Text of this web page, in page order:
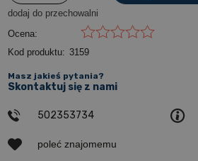
dodaj do przechowalni
Ocena:
Kod produktu: 3159
poleć znajomemu
Masz jakieś pytania?
Skontaktuj się z nami
502353734